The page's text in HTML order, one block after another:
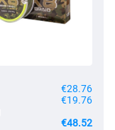
€28.76
€19.76
€48.52